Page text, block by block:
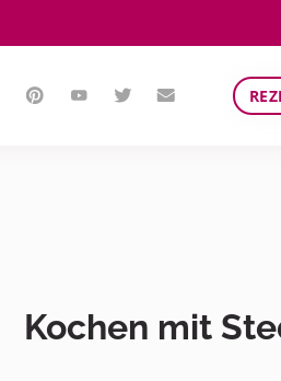
Kochen mit